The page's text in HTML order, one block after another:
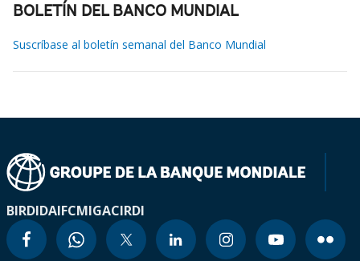
BOLETÍN DEL BANCO MUNDIAL
Suscríbase al boletín semanal del Banco Mundial
BIRDIDAIFCMIGACIRDI